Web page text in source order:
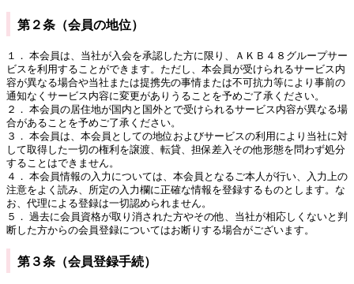
第２条（会員の地位）
１． 本会員は、当社が入会を承認した方に限り、ＡＫＢ４８グループサー
ビスを利用することができます。ただし、本会員が受けられるサービス内
容が異なる場合や当社または提携先の事情または不可抗力等により事前の
通知なくサービス内容に変更がありうることを予めご了承ください。
２． 本会員の居住地が国内と国外とで受けられるサービス内容が異なる場
合があることを予めご了承ください。
３． 本会員は、本会員としての地位およびサービスの利用により当社に対
して取得した一切の権利を譲渡、転貸、担保差入その他形態を問わず処分
することはできません。
４． 本会員情報の入力については、本会員となるご本人が行い、入力上の
注意をよく読み、所定の入力欄に正確な情報を登録するものとします。な
お、代理による登録は一切認められません。
５． 過去に会員資格が取り消された方やその他、当社が相応しくないと判
断した方からの会員登録についてはお断りする場合がございます。
第３条（会員登録手続）